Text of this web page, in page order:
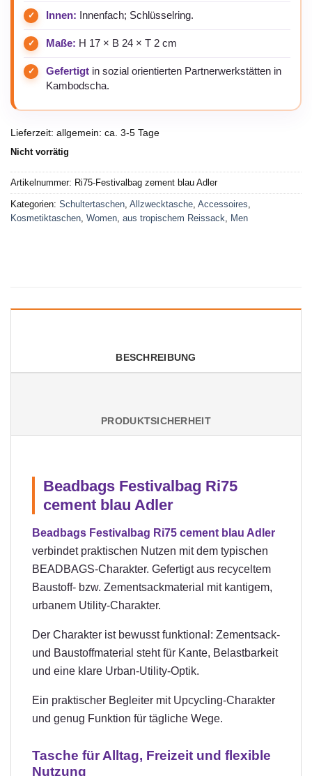
Innen: Innenfach; Schlüsselring.
Maße: H 17 × B 24 × T 2 cm
Gefertigt in sozial orientierten Partnerwerkstätten in
Kambodscha.
Lieferzeit: allgemein: ca. 3-5 Tage
Nicht vorrätig
Artikelnummer: Ri75-Festivalbag zement blau Adler
Kategorien: Schultertaschen, Allzwecktasche, Accessoires,
Kosmetiktaschen, Women, aus tropischem Reissack, Men
BESCHREIBUNG
PRODUKTSICHERHEIT
Beadbags Festivalbag Ri75
cement blau Adler
Beadbags Festivalbag Ri75 cement blau Adler
verbindet praktischen Nutzen mit dem typischen
BEADBAGS-Charakter. Gefertigt aus recyceltem
Baustoff- bzw. Zementsackmaterial mit kantigem,
urbanem Utility-Charakter.
Der Charakter ist bewusst funktional: Zementsack-
und Baustoffmaterial steht für Kante, Belastbarkeit
und eine klare Urban-Utility-Optik.
Ein praktischer Begleiter mit Upcycling-Charakter
und genug Funktion für tägliche Wege.
Tasche für Alltag, Freizeit und flexible
Nutzung